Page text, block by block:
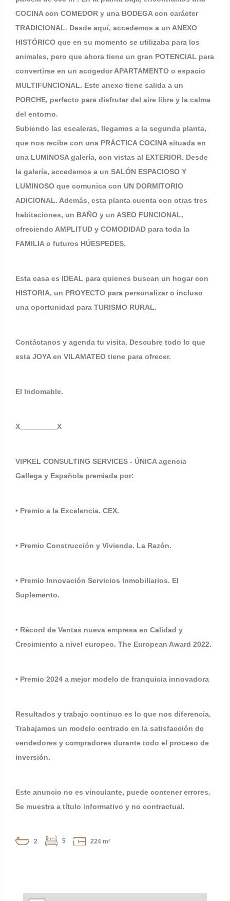
COCINA con COMEDOR y una BODEGA con carácter
TRADICIONAL. Desde aquí, accedemos a un ANEXO
HISTÓRICO que en su momento se utilizaba para los
animales, pero que ahora tiene un gran POTENCIAL para
convertirse en un acogedor APARTAMENTO o espacio
MULTIFUNCIONAL. Este anexo tiene salida a un
PORCHE, perfecto para disfrutar del aire libre y la calma
del entorno.
Subiendo las escaleras, llegamos a la segunda planta,
que nos recibe con una PRÁCTICA COCINA situada en
una LUMINOSA galería, con vistas al EXTERIOR. Desde
la galería, accedemos a un SALÓN ESPACIOSO Y
LUMINOSO que comunica con UN DORMITORIO
ADICIONAL. Además, esta planta cuenta con otras tres
habitaciones, un BAÑO y un ASEO FUNCIONAL,
ofreciendo AMPLITUD y COMODIDAD para toda la
FAMILIA o futuros HÚESPEDES.
Esta casa es IDEAL para quienes buscan un hogar con
HISTORIA, un PROYECTO para personalizar o incluso
una oportunidad para TURISMO RURAL.
Contáctanos y agenda tu visita. Descubre todo lo que
esta JOYA en VILAMATEO tiene para ofrecer.
El Indomable.
X_________X
VIPKEL CONSULTING SERVICES - ÚNICA agencia
Gallega y Española premiada por:
• Premio a la Excelencia. CEX.
• Premio Construcción y Vivienda. La Razón.
• Premio Innovación Servicios Inmobiliarios. El
Suplemento.
• Récord de Ventas nueva empresa en Calidad y
Crecimiento a nivel europeo. The European Award 2022.
• Premio 2024 a mejor modelo de franquicia innovadora
Resultados y trabajo continuo es lo que nos diferencia.
Trabajamos un modelo centrado en la satisfacción de
vendedores y compradores durante todo el proceso de
inversión.
Este anuncio no es vinculante, puede contener errores.
Se muestra a título informativo y no contractual.
2 5 224 m²